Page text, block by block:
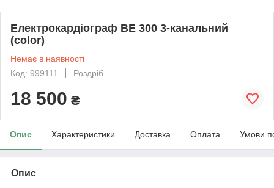
Електрокардіограф BE 300 3-канальний
(color)
Немає в наявності
Код: 999111
Роздріб
18 500 ₴
Опис Характеристики Доставка Оплата Умови
Опис